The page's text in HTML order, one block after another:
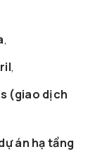
,
,
(giao dịch
án hạ tầng